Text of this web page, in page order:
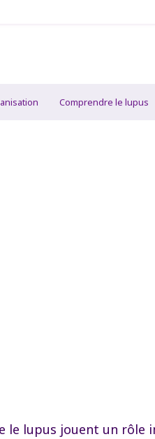
Comprendre le lupus
le lupus jouent un rôle